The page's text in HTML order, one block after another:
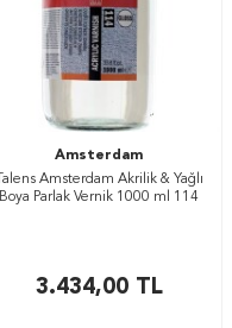
Amsterdam
Talens Amsterdam Akrilik & Yağlı
Boya Parlak Vernik 1000 ml 114
3.434,00TL